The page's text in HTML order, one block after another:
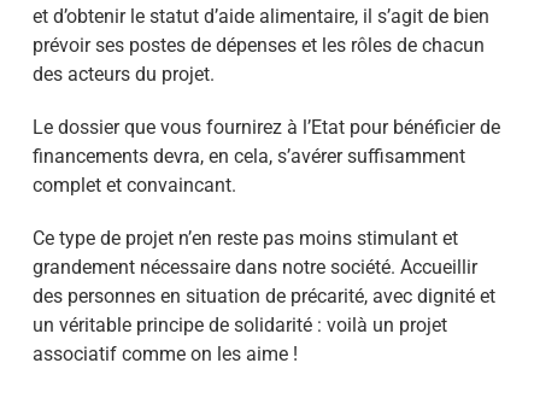
et d’obtenir le statut d’aide alimentaire, il s’agit de bien
prévoir ses postes de dépenses et les rôles de chacun
des acteurs du projet.
Le dossier que vous fournirez à l’Etat pour bénéficier de
financements devra, en cela, s’avérer suffisamment
complet et convaincant.
Ce type de projet n’en reste pas moins stimulant et
grandement nécessaire dans notre société. Accueillir
des personnes en situation de précarité, avec dignité et
un véritable principe de solidarité : voilà un projet
associatif comme on les aime !